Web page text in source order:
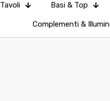
Tavoli Basi & Top
Complementi &